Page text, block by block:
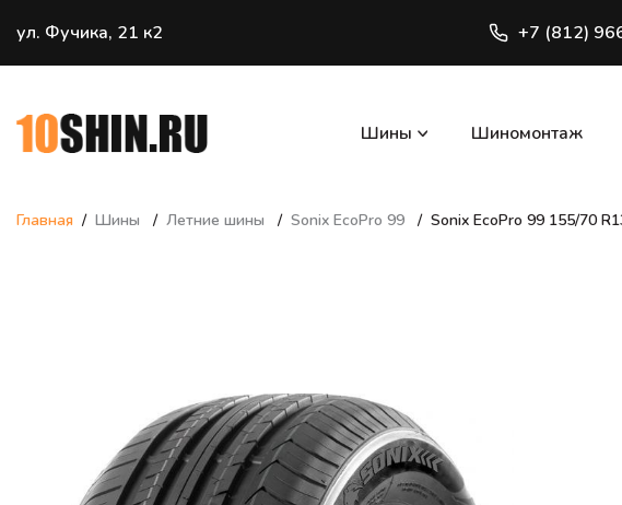
ул. Фучика, 21 к2 +7 (812)
Шины Шиномонтаж
Главная Шины Летние шины Sonix EcoPro 99 Sonix EcoPro 99 155/70